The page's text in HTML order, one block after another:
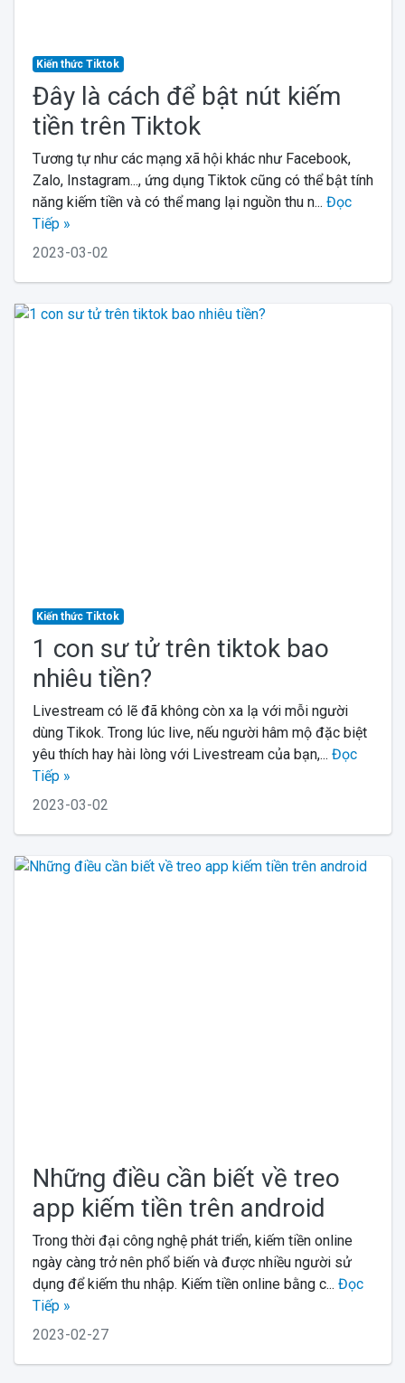
Kiến thức Tiktok
Đây là cách để bật nút kiếm
tiền trên Tiktok
Tương tự như các mạng xã hội khác như Facebook,
Zalo, Instagram..., ứng dụng Tiktok cũng có thể bật tính
năng kiếm tiền và có thể mang lại nguồn thu n... Đọc
Tiếp »
2023-03-02
Kiến thức Tiktok
1 con sư tử trên tiktok bao
nhiêu tiền?
Livestream có lẽ đã không còn xa lạ với mỗi người
dùng Tikok. Trong lúc live, nếu người hâm mộ đặc biệt
yêu thích hay hài lòng với Livestream của bạn,... Đọc
Tiếp »
2023-03-02
Những điều cần biết về treo
app kiếm tiền trên android
Trong thời đại công nghệ phát triển, kiếm tiền online
ngày càng trở nên phổ biến và được nhiều người sử
dụng để kiếm thu nhập. Kiếm tiền online bằng c... Đọc
Tiếp »
2023-02-27